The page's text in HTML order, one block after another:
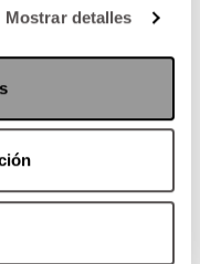
Mostrar detalles